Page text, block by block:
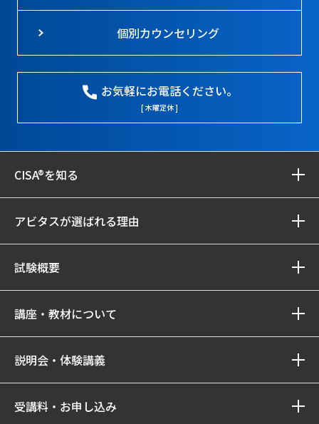
個別カウンセリング
お気軽にお電話ください。
[ 木曜定休 ]
CISA®を知る
アビタスが選ばれる理由
試験概要
講座・教材について
説明会・体験講義
受講料・お申し込み